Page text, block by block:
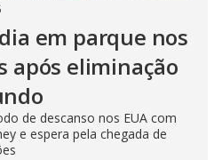
em parque nos
após eliminação
de descanso nos EUA com
e espera pela chegada de